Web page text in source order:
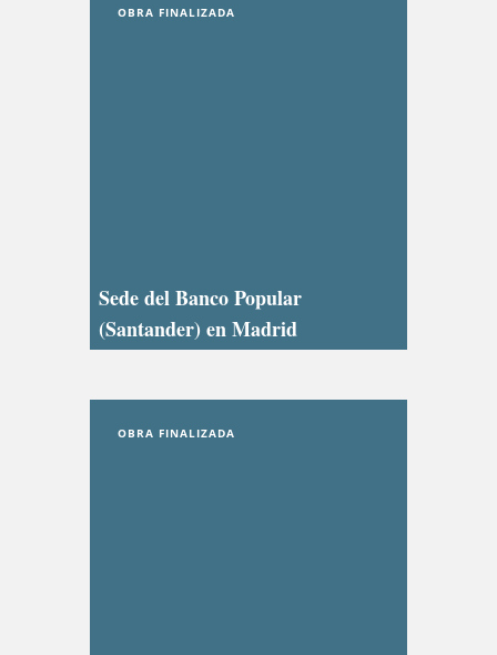
OBRA FINALIZADA
Sede del Banco Popular
(Santander) en Madrid
OBRA FINALIZADA